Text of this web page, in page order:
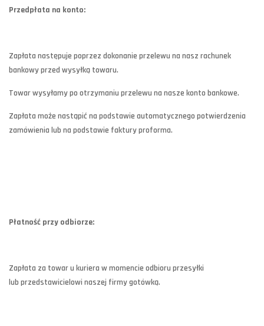
Przedpłata na konto:
Zapłata następuje poprzez dokonanie przelewu na nasz rachunek
bankowy przed wysyłką towaru.
Towar wysyłamy po otrzymaniu przelewu na nasze konto bankowe.
Zapłata może nastąpić na podstawie automatycznego potwierdzenia
zamówienia lub na podstawie faktury proforma.
Płatność przy odbiorze:
Zapłata za towar u kuriera w momencie odbioru przesyłki
lub przedstawicielowi naszej firmy gotówką.